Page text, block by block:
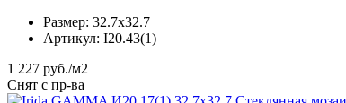
Размер: 32.7x32.7
Артикул: I20.43(1)
1 227 руб./м2
Снят с пр-ва